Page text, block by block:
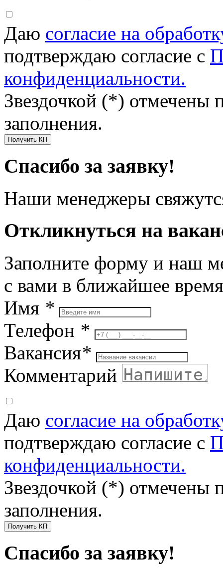
Даю согласие на
подтверждаю согласие с
конфиденциальности.
Звездочкой (*) отмечены
заполнения.
Получить КП
Спасибо за заявку!
Наши менеджеры
Откликнуться на
Заполните форму и наш
с вами в ближайшее время
Имя *
Телефон *
Вакансия*
Комментарий
Даю согласие на
подтверждаю согласие с
конфиденциальности.
Звездочкой (*) отмечены
заполнения.
Получить КП
Спасибо за заявку!